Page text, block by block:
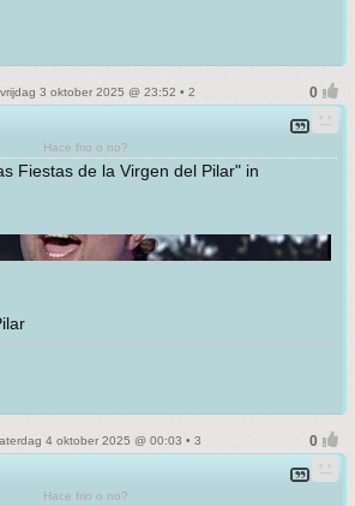
vrijdag 3 oktober 2025 @ 23:52 • 2
Hace frio o no?
Fiestas de la Virgen del Pilar" in
4 oktober 2025 @ 00:03 • 3
Hace frio o no?